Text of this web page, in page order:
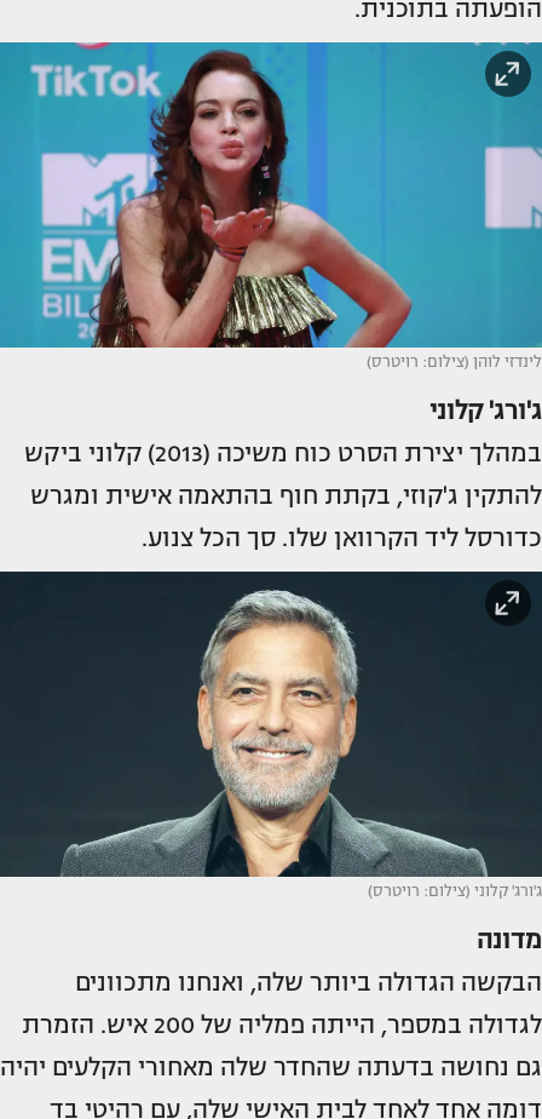
הופעתה בתוכנית.
לינדזי לוהן (צילום: רויטרס)
ג'ורג' קלוני
במהלך יצירת הסרט כוח משיכה (2013) קלוני ביקש
להתקין ג'קוזי, בקתת חוף בהתאמה אישית ומגרש
כדורסל ליד הקרוואן שלו. סך הכל צנוע.
ג'ורג' קלוני (צילום: רויטרס)
מדונה
הבקשה הגדולה ביותר שלה, ואנחנו מתכוונים
לגדולה במספר, הייתה פמליה של 200 איש. הזמרת
גם נחושה בדעתה שהחדר שלה מאחורי הקלעים יהיה
דומה אחד לאחד לבית האישי שלה, עם רהיטי בד